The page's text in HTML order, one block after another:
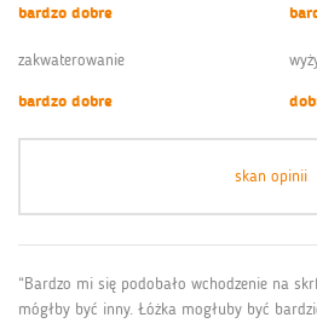
bardzo dobre
zakwaterowanie
bardzo dobre
skan opinii
“Bardzo mi się podobało wchodzenie na
mógłby być inny. Łóżka mogłuby być